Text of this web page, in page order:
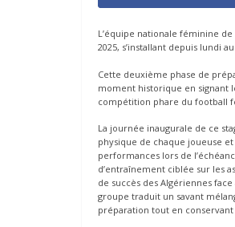
L’équipe nationale féminine
2025, s’installant depuis lundi
Cette deuxième phase de
moment historique en signant
compétition phare du football
La journée inaugurale de ce
physique de chaque joueuse
performances lors de
d’entraînement ciblée sur les
de succès des Algériennes
groupe traduit un savant
préparation tout en